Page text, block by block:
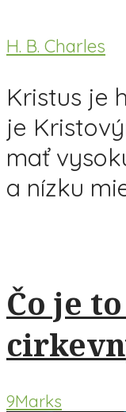
H. B. Charles
Kristus je
je
mať
a nízku
Čo je
9Marks